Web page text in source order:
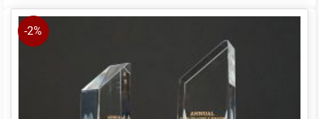
530.000₫.
-2%